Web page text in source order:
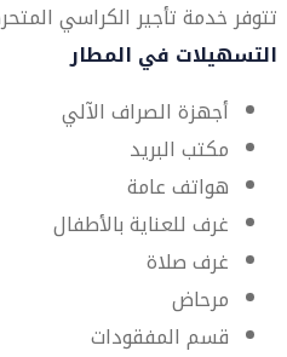
تتوفر خدمة تأجير الكراسي
التسهيلات في المطار
أجهزة الصراف الآلي
مكتب البريد
هواتف عامة
غرف للعناية بالأطفال
غرف صلاة
مرحاض
قسم المفقودات